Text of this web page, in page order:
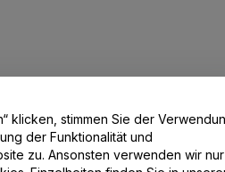
klicken, stimmen Sie der
der Funktionalität und
wir nur